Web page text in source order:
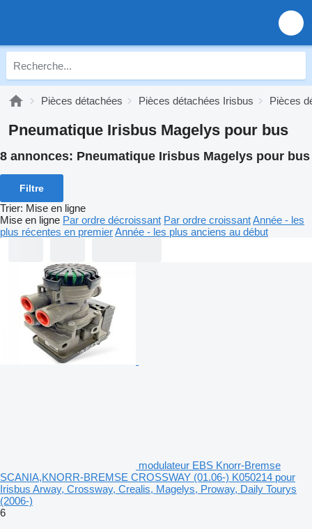
Pièces détachées Pièces détachées Irisbus Pièces
Pneumatique Irisbus Magelys pour bus
8 annonces: Pneumatique Irisbus Magelys pour bus
Filtre
Trier: Mise en ligne
Mise en ligne Par ordre décroissant Par ordre croissantAnnée - les
plus récentes en premierAnnée - les plus anciens au début
modulateur EBS Knorr-Bremse
SCANIA,KNORR-BREMSE CROSSWAY (01.06-) K050214 pour
Irisbus Arway, Crossway, Crealis, Magelys, Proway, Daily Tourys
(2006-)
6